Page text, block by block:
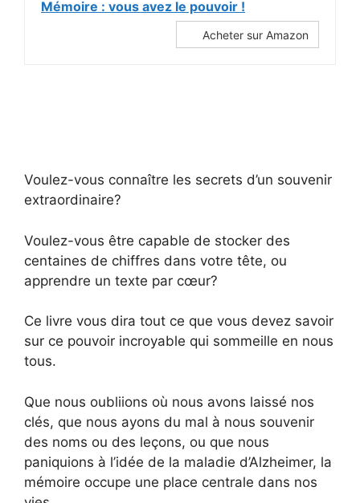
Mémoire : vous avez le pouvoir !
Acheter sur Amazon
Voulez-vous connaître les secrets d’un souvenir
extraordinaire?
Voulez-vous être capable de stocker des
centaines de chiffres dans votre tête, ou
apprendre un texte par cœur?
Ce livre vous dira tout ce que vous devez savoir
sur ce pouvoir incroyable qui sommeille en nous
tous.
Que nous oubliions où nous avons laissé nos
clés, que nous ayons du mal à nous souvenir
des noms ou des leçons, ou que nous
paniquions à l’idée de la maladie d’Alzheimer, la
mémoire occupe une place centrale dans nos